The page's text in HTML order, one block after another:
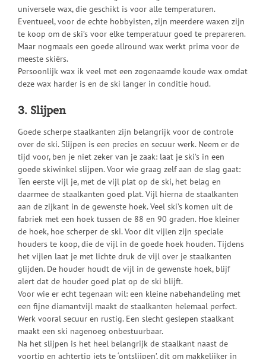
universele wax, die geschikt is voor alle temperaturen.
Eventueel, voor de echte hobbyisten, zijn meerdere waxen zijn
te koop om de ski’s voor elke temperatuur goed te prepareren.
Maar nogmaals een goede allround wax werkt prima voor de
meeste skiërs.
Persoonlijk wax ik veel met een zogenaamde koude wax omdat
deze wax harder is en de ski langer in conditie houd.
3. Slijpen
Goede scherpe staalkanten zijn belangrijk voor de controle
over de ski. Slijpen is een precies en secuur werk. Neem er de
tijd voor, ben je niet zeker van je zaak: laat je ski’s in een
goede skiwinkel slijpen. Voor wie graag zelf aan de slag gaat:
Ten eerste vijl je, met de vijl plat op de ski, het belag en
daarmee de staalkanten goed plat. Vijl hierna de staalkanten
aan de zijkant in de gewenste hoek. Veel ski’s komen uit de
fabriek met een hoek tussen de 88 en 90 graden. Hoe kleiner
de hoek, hoe scherper de ski. Voor dit vijlen zijn speciale
houders te koop, die de vijl in de goede hoek houden. Tijdens
het vijlen laat je met lichte druk de vijl over je staalkanten
glijden. De houder houdt de vijl in de gewenste hoek, blijf
alert dat de houder goed plat op de ski blijft.
Voor wie er echt tegenaan wil: een kleine nabehandeling met
een fijne diamantvijl maakt de staalkanten helemaal perfect.
Werk vooral secuur en rustig. Een slecht geslepen staalkant
maakt een ski nagenoeg onbestuurbaar.
Na het slijpen is het heel belangrijk de staalkant naast de
voortip en achtertip iets te ‘ontslijpen’, dit om makkelijker in